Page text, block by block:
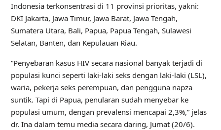
Indonesia terkonsentrasi di 11 provinsi prioritas, yakni:
DKI Jakarta, Jawa Timur, Jawa Barat, Jawa Tengah,
Sumatera Utara, Bali, Papua, Papua Tengah, Sulawesi
Selatan, Banten, dan Kepulauan Riau.
“Penyebaran kasus HIV secara nasional banyak terjadi di
populasi kunci seperti laki-laki seks dengan laki-laki (LSL),
waria, pekerja seks perempuan, dan pengguna napza
suntik. Tapi di Papua, penularan sudah menyebar ke
populasi umum, dengan prevalensi mencapai 2,3%,” jelas
dr. Ina dalam temu media secara daring, Jumat (20/6).